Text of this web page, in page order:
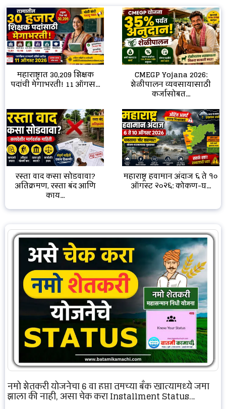
महाराष्ट्रात 30,209 शिक्षक
पदांची मेगाभरती! 11 ऑगस...
CMEGP Yojana 2026:
शेळीपालन व्यवसायासाठी
कर्जासोबत...
रस्ता वाद कसा सोडवावा?
अतिक्रमण, रस्ता बंद आणि
काय...
महाराष्ट्र हवामान अंदाज ६ ते १०
ऑगस्ट २०२६: कोकण-घ...
नमो शेतकरी योजनेचा 6 वा हप्ता तुमच्या बँक खात्यामध्ये जमा
झाला की नाही, असा चेक करा Installment Status…